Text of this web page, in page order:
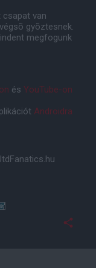
csapat van
gyõztesnek.
megfogunk
és YouTube-on
Androidra